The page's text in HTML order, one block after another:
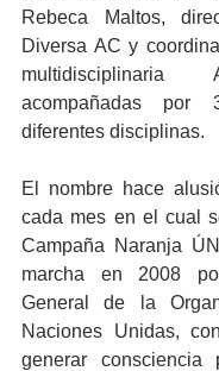
Rebeca Maltos,
Diversa AC y
acompañadas por
diferentes disciplinas.
El nombre hace
cada mes en el cual
Campaña Naranja
marcha en 2008
General de la
Naciones Unidas,
generar consciencia